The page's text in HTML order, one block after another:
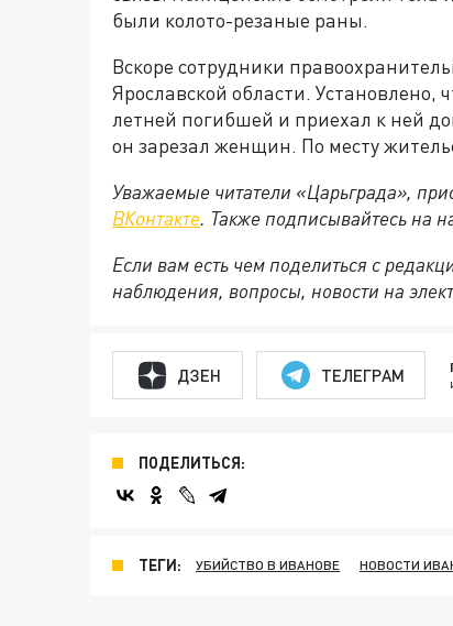
были колото-резаные раны.
Вскоре сотрудники
Ярославской области. Установлено,
летней погибшей и приехал к ней
он зарезал женщин. По месту
Уважаемые читатели «Царьграда»,
ВКонтакте. Также подписывайтесь на
Если вам есть чем поделиться с
наблюдения, вопросы, новости на
ДЗЕН ТЕЛЕГРАМ
ПОДЕЛИТЬСЯ:
ТЕГИ: УБИЙСТВО В ИВАНОВЕ НОВОСТИ